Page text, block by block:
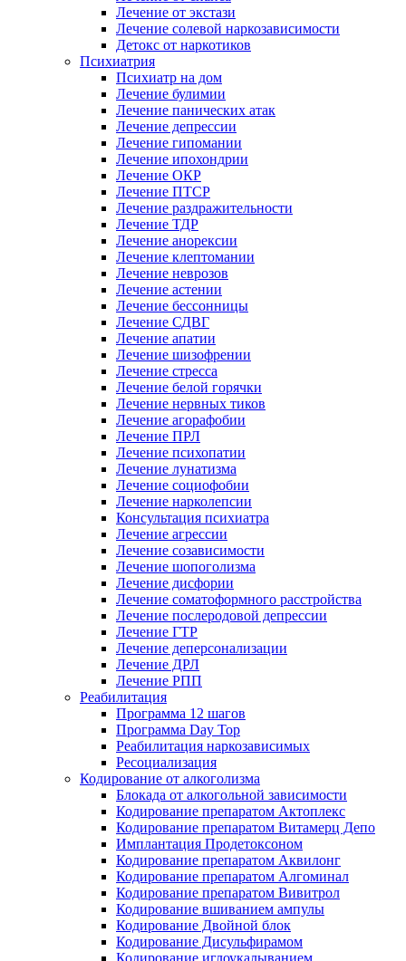
Лечение от экстази
Лечение солевой наркозависимости
Детокс от наркотиков
Психиатрия
Психиатр на дом
Лечение булимии
Лечение панических атак
Лечение депрессии
Лечение гипомании
Лечение ипохондрии
Лечение ОКР
Лечение ПТСР
Лечение раздражительности
Лечение ТДР
Лечение анорексии
Лечение клептомании
Лечение неврозов
Лечение астении
Лечение бессонницы
Лечение СДВГ
Лечение апатии
Лечение шизофрении
Лечение стресса
Лечение белой горячки
Лечение нервных тиков
Лечение агорафобии
Лечение ПРЛ
Лечение психопатии
Лечение лунатизма
Лечение социофобии
Лечение нарколепсии
Консультация психиатра
Лечение агрессии
Лечение созависимости
Лечение шопоголизма
Лечение дисфории
Лечение соматоформного расстройства
Лечение послеродовой депрессии
Лечение ГТР
Лечение деперсонализации
Лечение ДРЛ
Лечение РПП
Реабилитация
Программа 12 шагов
Программа Day Top
Реабилитация наркозависимых
Ресоциализация
Кодирование от алкоголизма
Блокада от алкогольной зависимости
Кодирование препаратом Актоплекс
Кодирование препаратом Витамерц Депо
Имплантация Продетоксоном
Кодирование препаратом Аквилонг
Кодирование препаратом Алгоминал
Кодирование препаратом Вивитрол
Кодирование вшиванием ампулы
Кодирование Двойной блок
Кодирование Дисульфирамом
Кодирование иглоукалыванием